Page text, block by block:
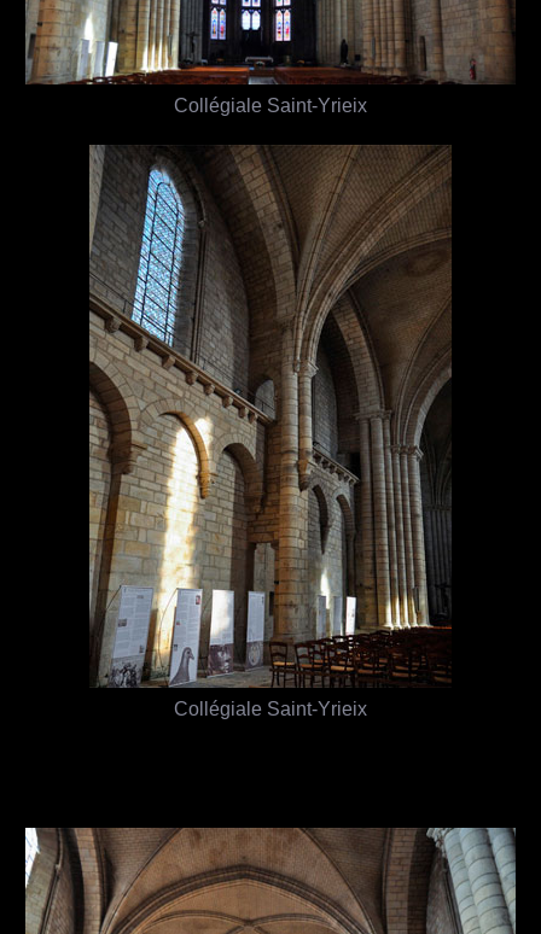
Collégiale Saint-Yrieix
Collégiale Saint-Yrieix